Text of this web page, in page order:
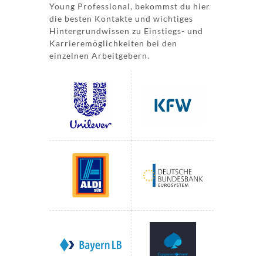
Young Professional, bekommst du hier
die besten Kontakte und wichtiges
Hintergrundwissen zu Einstiegs- und
Karrieremöglichkeiten bei den
einzelnen Arbeitgebern.